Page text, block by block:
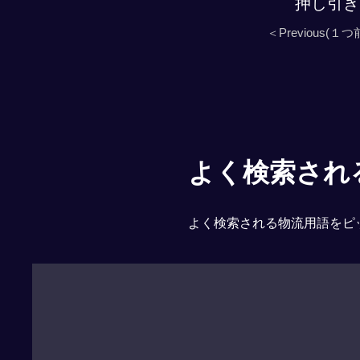
＜Previous(１つ
よく検索され
よく検索される物流用語を